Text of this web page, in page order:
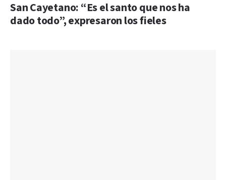
San Cayetano: “Es el santo que nos ha
dado todo”, expresaron los fieles